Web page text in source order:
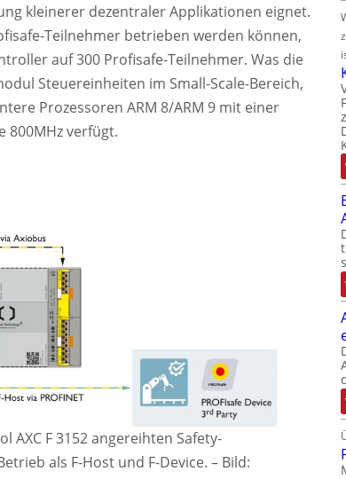
kleinerer dezentraler Applikationen eignet.
Teilnehmer betrieben werden können,
auf 300 Profisafe-Teilnehmer. Was die
Steuereinheiten im Small-Scale-Bereich,
Prozessoren ARM 8/ARM 9 mit einer
800MHz verfügt.
AXC F 3152 angereihten Safety-
als F-Host und F-Device. – Bild: